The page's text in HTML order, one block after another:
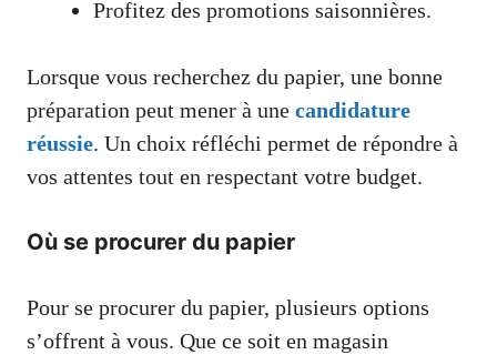
Profitez des promotions saisonnières.
Lorsque vous recherchez du papier, une bonne
préparation peut mener à une candidature
réussie. Un choix réfléchi permet de répondre à
vos attentes tout en respectant votre budget.
Où se procurer du papier
Pour se procurer du papier, plusieurs options
s’offrent à vous. Que ce soit en magasin